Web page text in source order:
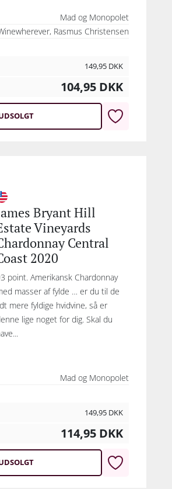
Mad og Monopolet
Rasmus Christensen
149,95 DKK
104,95 DKK
Bryant Hill
Vineyards
Central
2020
point. Amerikansk Chardonnay
masser af fylde … er du til de
mere fyldige hvidvine, så er
lige noget for dig. Skal du
Mad og Monopolet
149,95 DKK
114,95 DKK